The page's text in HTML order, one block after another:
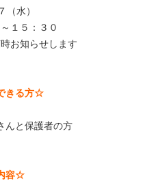
（水）
１５：３０
お知らせします
きる方☆
んと保護者の方
容☆